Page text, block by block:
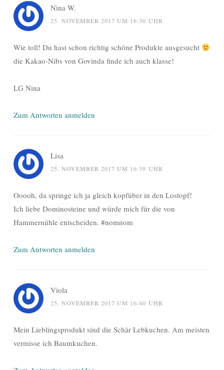
Nina W.
25. NOVEMBER 2017 UM 16:30 UHR
Wie toll! Du hast schon richtig schöne Produkte ausgesucht
die Kakao-Nibs von Govinda finde ich auch klasse!
LG Nina
Zum Antworten anmelden
Lisa
25. NOVEMBER 2017 UM 16:39 UHR
Ooooh, da springe ich ja gleich kopfüber in den Lostopf!
Ich liebe Dominosteine und würde mich für die von
Hammernühle entscheiden. #nomnom
Zum Antworten anmelden
Viola
25. NOVEMBER 2017 UM 16:40 UHR
Mein Lieblingsprodukt sind die Schär Lebkuchen. Am meisten
vermisse ich Baumkuchen.